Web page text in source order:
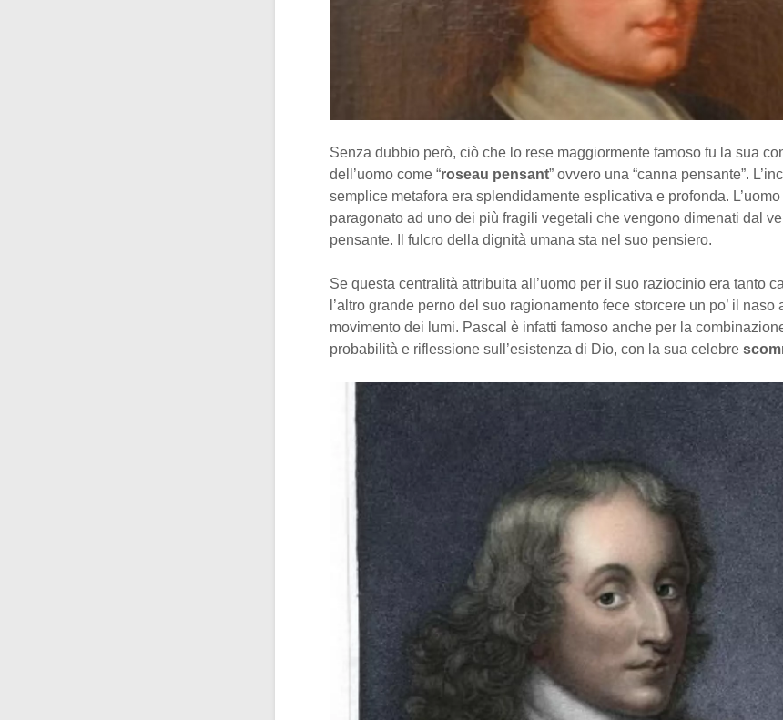
Senza dubbio però, ciò che lo rese maggiormente famoso fu la sua
dell’uomo come “roseau pensant” ovvero una “canna pensante”.
semplice metafora era splendidamente esplicativa e profonda.
paragonato ad uno dei più fragili vegetali che vengono dimenati dal
pensante. Il fulcro della dignità umana sta nel suo pensiero.
Se questa centralità attribuita all’uomo per il suo raziocinio era tanto
l’altro grande perno del suo ragionamento fece storcere un po’ il naso
movimento dei lumi. Pascal è infatti famoso anche per la
probabilità e riflessione sull’esistenza di Dio, con la sua celebre